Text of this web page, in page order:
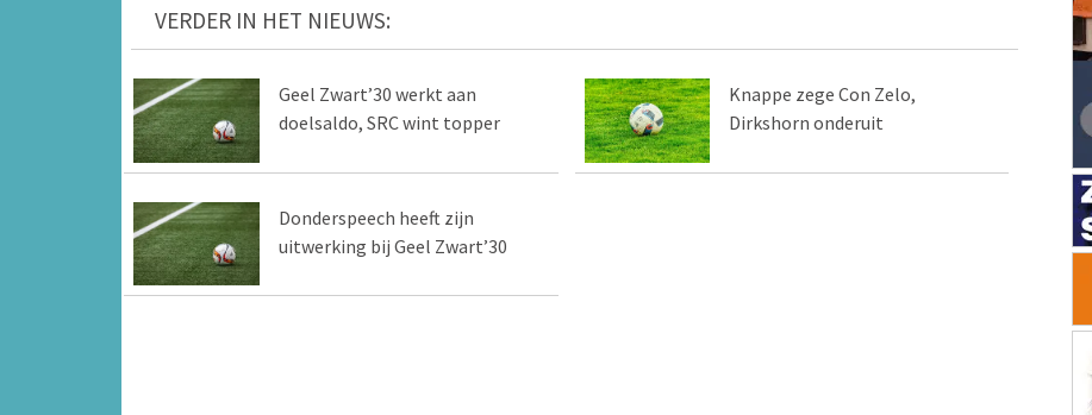
VERDER IN HET NIEUWS:
Geel Zwart’30 werkt aan
doelsaldo, SRC wint topper
Knappe zege Con Zelo,
Dirkshorn onderuit
Donderspeech heeft zijn
uitwerking bij Geel Zwart’30